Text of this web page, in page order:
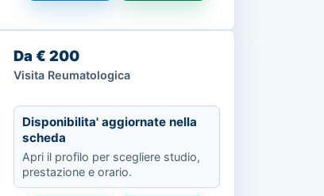
Da € 200
Visita Reumatologica
Disponibilita' aggiornate nella
scheda
Apri il profilo per scegliere studio,
prestazione e orario.